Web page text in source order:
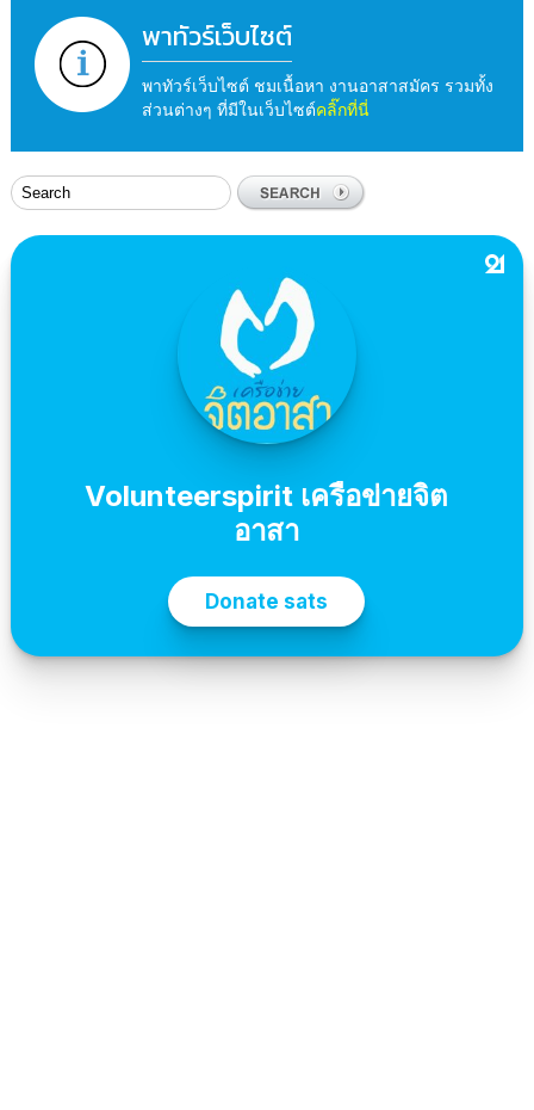
พาทัวร์เว็บไซต์
พาทัวร์เว็บไซต์ ชมเนื้อหา งานอาสาสมัคร รวมทั้ง
ส่วนต่างๆ ที่มีในเว็บไซต์คลิ๊กที่นี่